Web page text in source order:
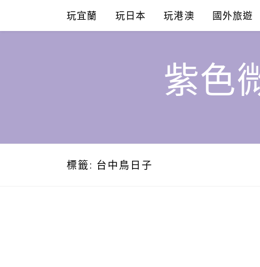
content
玩宜蘭 玩日本 玩港澳 國外旅遊
紫色
標籤: 台中鳥日子